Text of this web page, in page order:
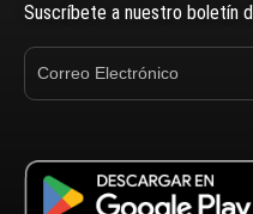
Suscríbete a nuestro boletín